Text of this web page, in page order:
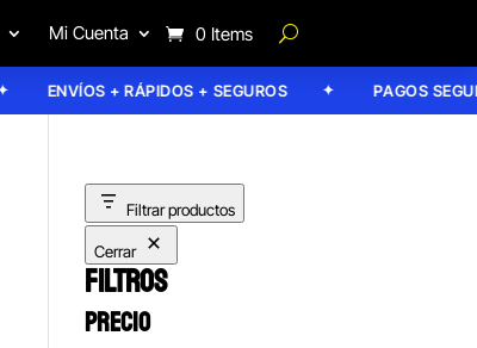
Mi Cuenta 0 Items
ENVÍOS + RÁPIDOS + SEGUROS PAGOS
Filtrar productos
Cerrar
FILTROS
PRECIO